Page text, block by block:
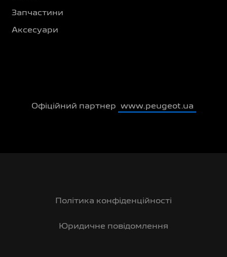
Запчастини
Аксесуари
Офіційний партнер www.peugeot.ua
Політика конфіденційності
Юридичне повідомлення